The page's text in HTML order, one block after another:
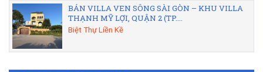
BÁN VILLA VEN SÔNG SÀI GÒN – KHU VILLA
THẠNH MỸ LỢI, QUẬN 2 (TP....
Biệt Thự Liền Kề